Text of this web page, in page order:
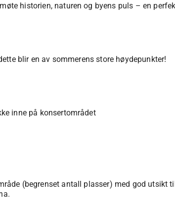
historien, naturen og byens puls – en
blir en av sommerens store høydepunkter!
inne på konsertområdet
(begrenset antall plasser) med god utsikt